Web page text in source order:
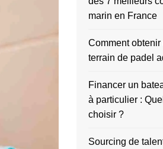
marin en France
Comment
terrain de padel
Financer un
à particulier :
choisir ?
Sourcing de